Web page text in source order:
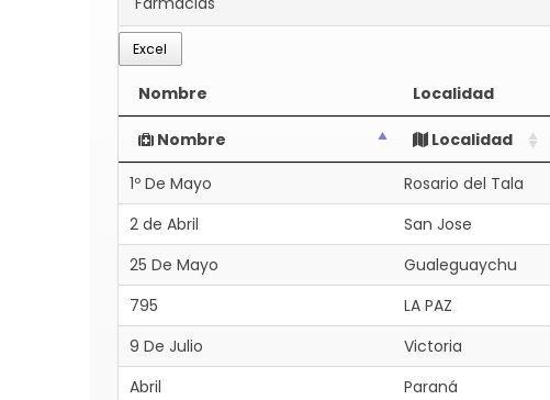
Excel
Nombre Localidad
Nombre Localidad
1º De Mayo
Rosario del Tala
2 de Abril
San Jose
25 De Mayo
Gualeguaychu
795
LA PAZ
9 De Julio
Victoria
Abril
Paraná